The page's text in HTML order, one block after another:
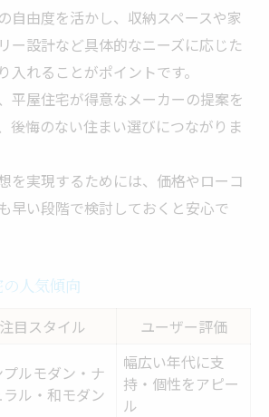
自由度を活かし、収納スペースや家
ー設計など具体的なニーズに応じた
入れることがポイントです。
平屋住宅が得意なメーカーの提案を
後悔のない住まい選びにつながりま
を実現するためには、価格やローコ
早い段階で検討しておくと安心で
人気傾向
注目スタイル ユーザー評価
プルモダン・ナ
ラル・和モダン
幅広い年代に支
持・個性をアピー
ル